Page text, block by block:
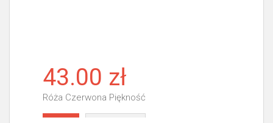
43.00 zł
Róża Czerwona Piękność